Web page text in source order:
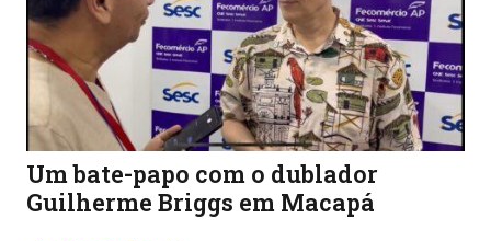
Um bate-papo com o dublador
Guilherme Briggs em Macapá